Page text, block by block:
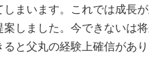
しまいます。これでは成長
しました。今できないは
と父丸の経験上確信があ